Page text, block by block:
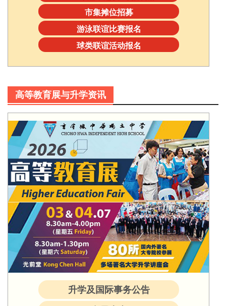
市集摊位招募
游泳联谊比赛报名
球类联谊活动报名
高等教育展与升学资讯
升学及国际事务公告